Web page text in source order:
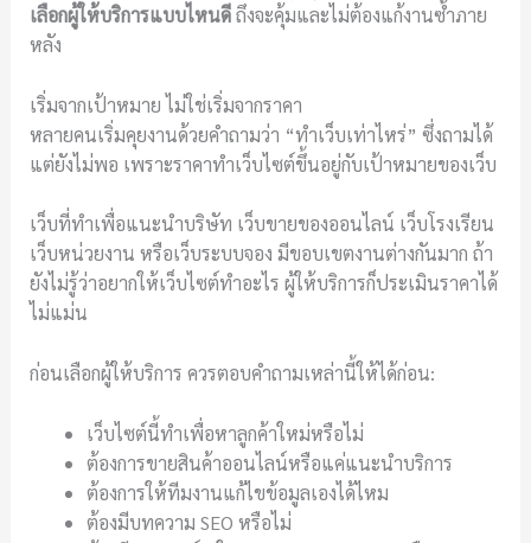
เลือกผู้ให้บริการแบบไหนดีถึงจะคุ้มและไม่ต้องแก้งานซ้ำภาย
หลัง
เริ่มจากเป้าหมาย ไม่ใช่เริ่มจากราคา
หลายคนเริ่มคุยงานด้วยคำถามว่า “ทำเว็บเท่าไหร่” ซึ่งถามได้
แต่ยังไม่พอ เพราะราคาทำเว็บไซต์ขึ้นอยู่กับเป้าหมายของเว็บ
เว็บที่ทำเพื่อแนะนำบริษัท เว็บขายของออนไลน์ เว็บโรงเรียน
เว็บหน่วยงาน หรือเว็บระบบจอง มีขอบเขตงานต่างกันมาก ถ้า
ยังไม่รู้ว่าอยากให้เว็บไซต์ทำอะไร ผู้ให้บริการก็ประเมินราคาได้
ไม่แม่น
ก่อนเลือกผู้ให้บริการ ควรตอบคำถามเหล่านี้ให้ได้ก่อน:
เว็บไซต์นี้ทำเพื่อหาลูกค้าใหม่หรือไม่
ต้องการขายสินค้าออนไลน์หรือแค่แนะนำบริการ
ต้องการให้ทีมงานแก้ไขข้อมูลเองได้ไหม
ต้องมีบทความ SEO หรือไม่